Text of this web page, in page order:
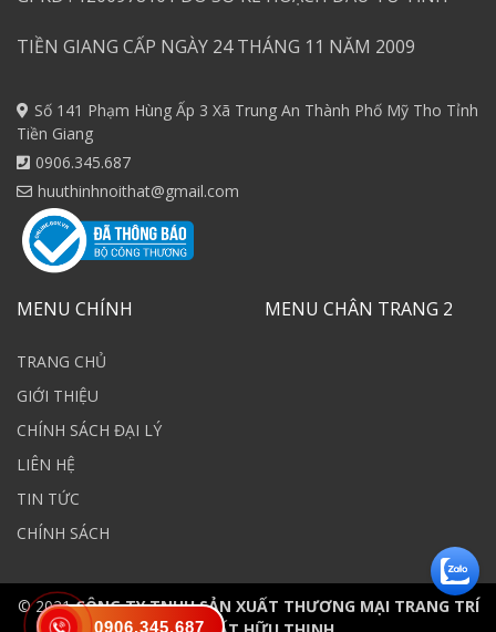
TIỀN GIANG CẤP NGÀY 24 THÁNG 11 NĂM 2009
Số 141 Phạm Hùng Ấp 3 Xã Trung An Thành Phố Mỹ Tho Tỉnh
Tiền Giang
0906.345.687
huuthinhnoithat@gmail.com
MENU CHÍNH
TRANG CHỦ
GIỚI THIỆU
CHÍNH SÁCH ĐẠI LÝ
LIÊN HỆ
TIN TỨC
CHÍNH SÁCH
MENU CHÂN TRANG 2
© 2021CÔNG TY TNHH SẢN XUẤT THƯƠNG MẠI TRANG TRÍ
0906.345.687